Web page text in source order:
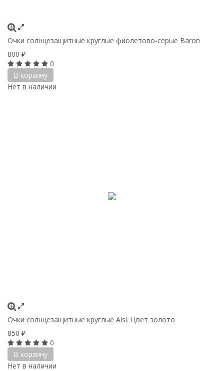
Очки солнцезащитные круглые фиолетово-серые Baron
800 ₽
0
В корзину
Нет в наличии
Очки солнцезащитные круглые Aisi. Цвет золото
850 ₽
0
В корзину
Нет в наличии